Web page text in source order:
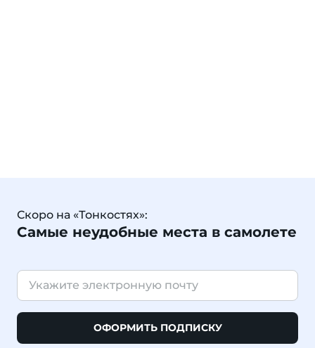
Скоро на «Тонкостях»:
Самые неудобные места в самолете
ОФОРМИТЬ ПОДПИСКУ